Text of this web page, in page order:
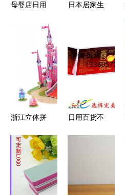
母婴店日用
日本居家生
浙江立体拼
义乌森禾
——专业生
产厂家与价
日用百货不